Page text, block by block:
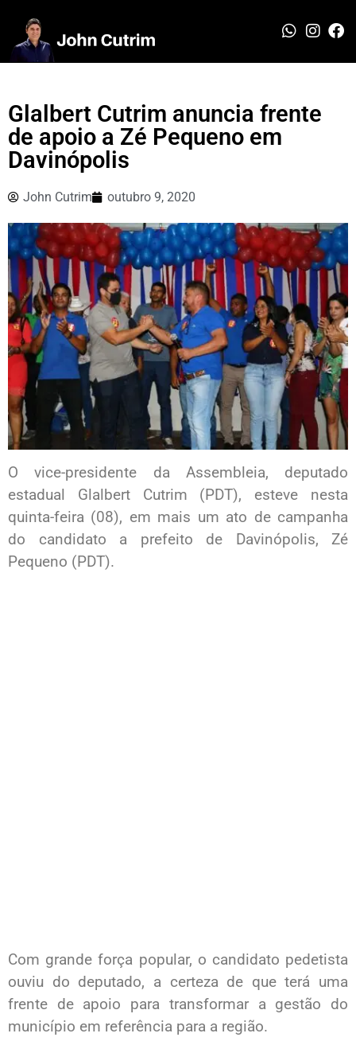
Glalbert Cutrim anuncia frente
de apoio a Zé Pequeno em
Davinópolis
John Cutrim outubro 9, 2020
O vice-presidente da Assembleia, deputado
estadual Glalbert Cutrim (PDT), esteve nesta
quinta-feira (08), em mais um ato de campanha
do candidato a prefeito de Davinópolis, Zé
Pequeno (PDT).
Com grande força popular, o candidato pedetista
ouviu do deputado, a certeza de que terá uma
frente de apoio para transformar a gestão do
município em referência para a região.